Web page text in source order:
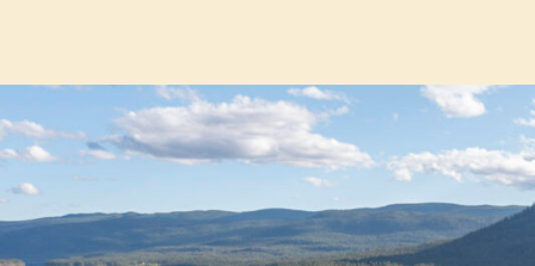
–
ÅSA
LINDSTRAND